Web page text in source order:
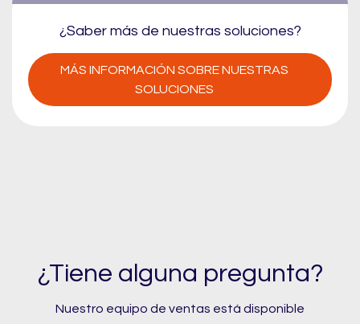
¿Saber más de nuestras soluciones?
MÁS INFORMACIÓN SOBRE NUESTRAS
SOLUCIONES
¿Tiene alguna pregunta?
Nuestro equipo de ventas está disponible